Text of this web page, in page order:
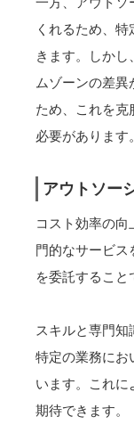
くれるため、
きます。しかし
ムゾーンの差
ため、これを克
必要があります。
アウトソー
コスト効率の
門的なサービス
を委託すること
スキルと専門知
特定の業務にお
います。これに
期待できます。